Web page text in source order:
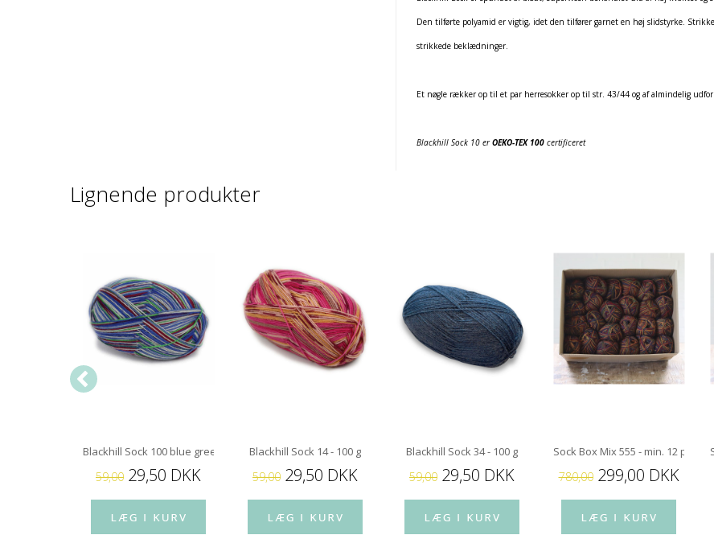
Den tilførte polyamid er vigtig, idet den tilfører garnet en høj slidstyrke.
strikkede beklædninger.
Et nøgle rækker op til et par herresokker op til str. 43/44 og af almindelig
Blackhill Sock 10 erOEKO-TEX 100 certificeret
Lignende produkter
Blackhill Sock 100 blue green - 100 g
59,00 29,50 DKK
Blackhill Sock 14 - 100 g
59,00 29,50 DKK
Blackhill Sock 34 - 100 g
59,00 29,50 DKK
Sock Box Mix 555 - min. 12 par
780,00299,00 DKK